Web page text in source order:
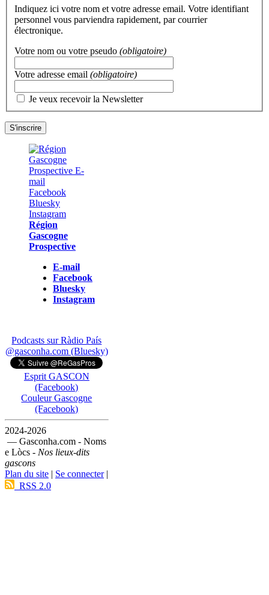
Indiquez ici votre nom et votre adresse email. Votre identifiant
personnel vous parviendra rapidement, par courrier
électronique.
Votre nom ou votre pseudo (obligatoire)
Votre adresse email (obligatoire)
Je veux recevoir la Newsletter
Région
Gascogne
Prospective
E-mail
Facebook
Bluesky
Instagram
Podcasts sur Ràdio País
@gasconha.com (Bluesky)
Esprit GASCON
(Facebook)
Couleur Gascogne
(Facebook)
2024-2026
— Gasconha.com - Noms
e Lòcs - Nos lieux-dits
gascons
Plan du site | Se connecter|
RSS 2.0